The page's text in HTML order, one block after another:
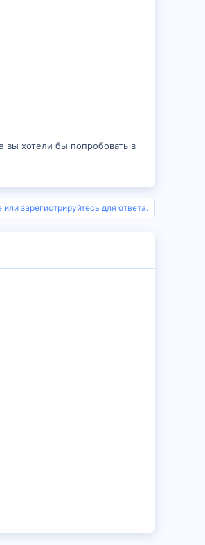
вы хотели бы попробовать в
или зарегистрируйтесь для ответа.